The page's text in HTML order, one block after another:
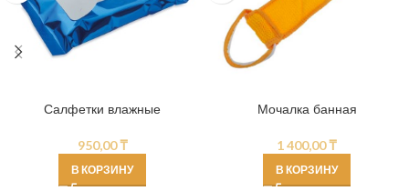
Салфетки влажные
950,00₸
В КОРЗИНУ
Мочалка банная
1 400,00₸
В КОРЗИНУ